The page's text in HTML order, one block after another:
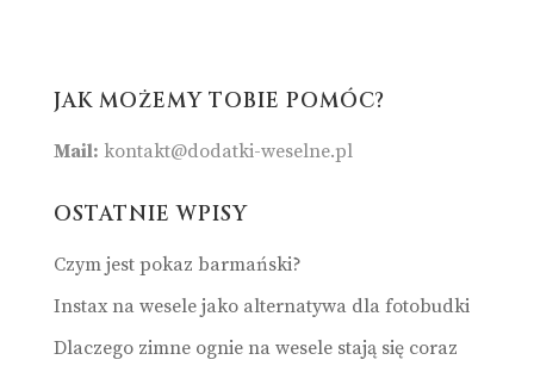
JAK MOŻEMY TOBIE POMÓC?
Mail: kontakt@dodatki-weselne.pl
OSTATNIE WPISY
Czym jest pokaz barmański?
Instax na wesele jako alternatywa dla fotobudki
Dlaczego zimne ognie na wesele stają się coraz